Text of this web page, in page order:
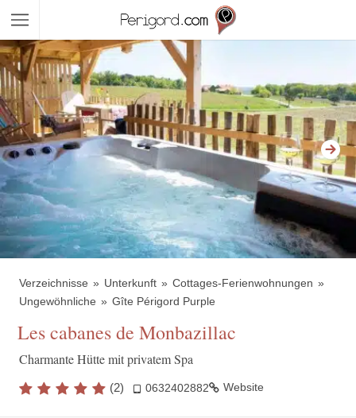
Verzeichnisse Unterkunft
Cottages-Ferienwohnungen
Ungewöhnliche
Gîte Périgord Purple
Les cabanes de Monbazillac
Charmante Hütte mit privatem Spa
(2) 0632402882 Website